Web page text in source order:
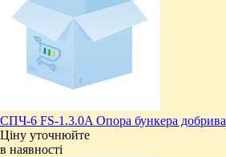
СПЧ-6 FS-1.3.0A Опора бункера добрива
Ціну уточнюйте
в наявності